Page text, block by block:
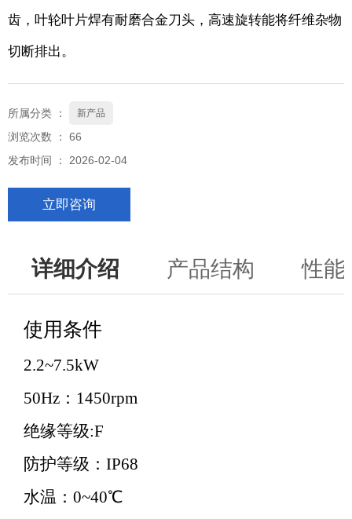
齿，叶轮叶片焊有耐磨合金刀头，高速旋转能将纤维杂物
切断排出。
所属分类 ： 新产品
浏览次数 ： 66
发布时间 ： 2026-02-04
立即咨询
详细介绍 产品结构 性能
使用条件
2.2~7.5kW
50Hz：1450rpm
绝缘等级:F
防护等级：IP68
水温：0~40℃